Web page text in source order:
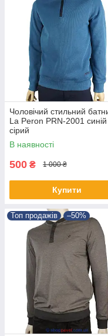
Чоловічий стильний
La Peron PRN-2001 синій
сірий
В наявності
500 ₴ 1 000 ₴
Купити
Топ продажів –50%